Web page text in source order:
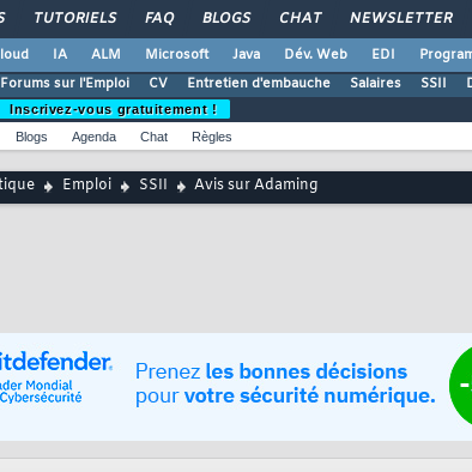
TUTORIELS FAQ BLOGS CHAT NEWSLETTER
IA ALM Microsoft Java Dév. Web EDI
Forums sur l'Emploi
CV Entretien d'embauche Salaires SSII
Inscrivez-vous gratuitement !
Blogs Agenda Chat Règles
Emploi SSII Avis sur Adaming